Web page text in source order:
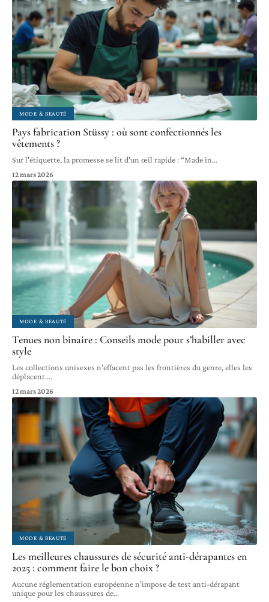
MODE & BEAUTÉ
Pays fabrication Stüssy : où sont confectionnés les
vêtements ?
Sur l'étiquette, la promesse se lit d'un œil rapide : “Made in…
12 mars 2026
MODE & BEAUTÉ
Tenues non binaire : Conseils mode pour s’habiller avec
style
Les collections unisexes n'effacent pas les frontières du genre, elles les
déplacent.…
12 mars 2026
MODE & BEAUTÉ
Les meilleures chaussures de sécurité anti-dérapantes en
2025 : comment faire le bon choix ?
Aucune réglementation européenne n'impose de test anti-dérapant
unique pour les chaussures de…